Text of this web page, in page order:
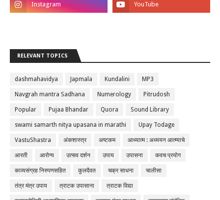
RELEVANT TOPICS
dashmahavidya Japmala Kundalini MP3
Navgrah mantra Sadhana Numerology Pitrudosh
Popular Pujaa Bhandar Quora Sound Library
swami samarth nitya upasana in marathi Upay Todage
VastuShastra अंकशास्त्र अष्टकम आध्यात्म : अध्ययन आत्म्याचे
आरती आरोग्य उत्सव दर्शन उपाय उपासना कवच प्रयोग
काव्यसंग्रह निरुपणसहित कुलदैवत चक्र साधना चालीसा
तंत्र मंत्र उपाय त्राटक उपासाना त्राटक विद्या